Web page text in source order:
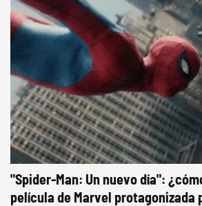
"Spider-Man: Un nuevo día":
película de Marvel protagonizada